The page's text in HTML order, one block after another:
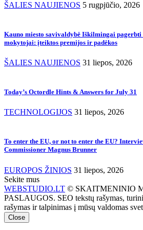
ŠALIES NAUJIENOS 5 rugpjūčio, 2026
Kauno miesto savivaldybė Iškilmingai
mokytojai: įteiktos premijos ir padėkos
ŠALIES NAUJIENOS 31 liepos, 2026
Today’s Octordle Hints & Answers for July 31
TECHNOLOGIJOS 31 liepos, 2026
To enter the EU, or not to enter the EU?
Commissioner Magnus Brunner
EUROPOS ŽINIOS 31 liepos, 2026
Sekite mus
WEBSTUDIO.LT © SKAITMENINIO
PASLAUGOS. SEO tekstų rašymas,
rašymas ir talpinimas į mūsų valdomas
Close